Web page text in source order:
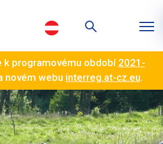
k programovému období2021-
novém webu interreg.at-cz.eu.